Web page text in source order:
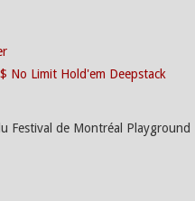
No Limit Hold'em Deepstack
Festival de Montréal Playground